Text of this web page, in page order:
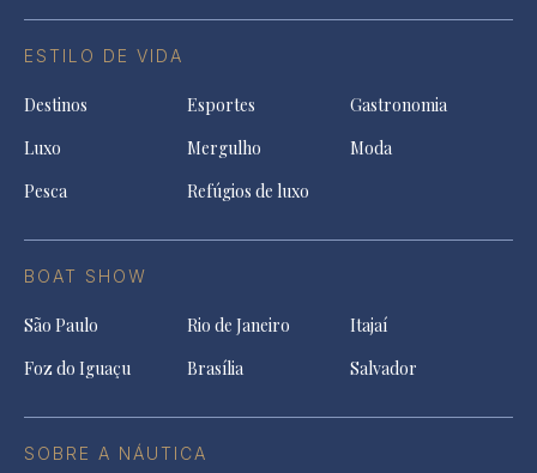
ESTILO DE VIDA
Destinos Esportes
Gastronomia
Luxo
Mergulho
Moda
Pesca
Refúgios de luxo
BOAT SHOW
São Paulo Rio de Janeiro
Itajaí
Foz do Iguaçu
Brasília Salvador
SOBRE A NÁUTICA